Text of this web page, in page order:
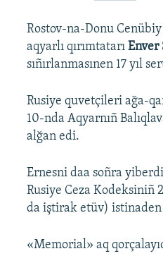
Rostov-na-Donu
aqyarlı qırımtatarıEnver
sıñırlanmasınen 17 yıl
Rusiye quvetçileri ağa-
10-nda Aqyarnıñ
alğan edi.
Ernesni daa soñra
Rusiye Ceza Kodeksiniñ
da iştirak etüv)
«Memorial» aq